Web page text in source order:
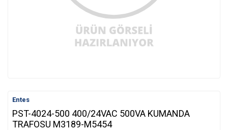
Entes
PST-4024-500 400/24VAC 500VA KUMANDA
TRAFOSU M3189-M5454